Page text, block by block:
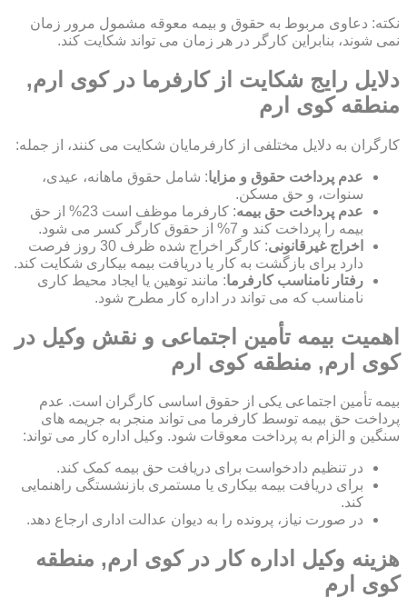
نکته: دعاوی مربوط به حقوق و بیمه معوقه مشمول مرور زمان
نمی شوند، بنابراین کارگر در هر زمان می تواند شکایت کند.
دلایل رایج شکایت از کارفرما در کوی ارم,
منطقه کوی ارم
کارگران به دلایل مختلفی از کارفرمایان شکایت می کنند، از جمله:
عدم پرداخت حقوق و مزایا: شامل حقوق ماهانه، عیدی،
سنوات، و حق مسکن.
عدم پرداخت حق بیمه
: کارفرما موظف است 23% از حق
بیمه را پرداخت کند و 7% از حقوق کارگر کسر می شود.
اخراج غیرقانونی
: کارگر اخراج شده ظرف 30 روز فرصت
دارد برای بازگشت به کار یا دریافت بیمه بیکاری شکایت کند.
رفتار نامناسب کارفرما: مانند توهین یا ایجاد محیط کاری
نامناسب که می تواند در اداره کار مطرح شود.
اهمیت بیمه تأمین اجتماعی و نقش وکیل در
کوی ارم, منطقه کوی ارم
بیمه تأمین اجتماعی یکی از حقوق اساسی کارگران است. عدم
پرداخت حق بیمه توسط کارفرما می تواند منجر به جریمه های
سنگین و الزام به پرداخت معوقات شود. وکیل اداره کار می تواند:
در تنظیم دادخواست برای دریافت حق بیمه کمک کند.
برای دریافت بیمه بیکاری یا مستمری بازنشستگی راهنمایی
کند.
در صورت نیاز، پرونده را به دیوان عدالت اداری ارجاع دهد.
هزینه وکیل اداره کار در کوی ارم, منطقه
کوی ارم